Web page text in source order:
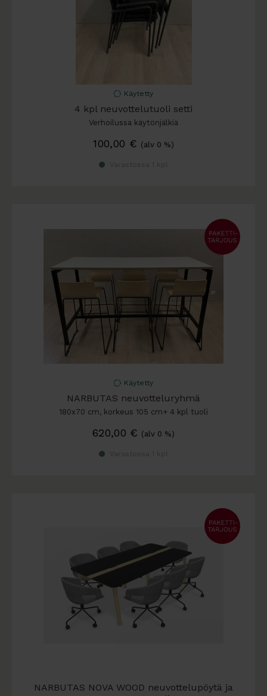
Käytetty
4 kpl neuvottelutuoli setti
Verhoilussa käytönjälkiä
100,00 € (alv 0 %)
Käytetty
NARBUTAS neuvotteluryhmä
180x70 cm, korkeus 105 cm+ 4 kpl tuoli
620,00 € (alv 0 %)
NARBUTAS NOVA WOOD neuvottelupöytä ja